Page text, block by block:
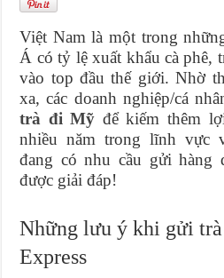
Việt Nam là một trong
Á có tỷ lệ xuất khẩu cà phê,
vào top đầu thế giới. Nhờ
xa, các doanh nghiệp/cá
trà đi Mỹ để kiếm thêm
nhiều năm trong lĩnh vực
đang có nhu cầu gửi
được giải đáp!
Những lưu ý khi gửi
Express